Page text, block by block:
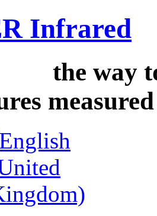
Infrared
to
measured